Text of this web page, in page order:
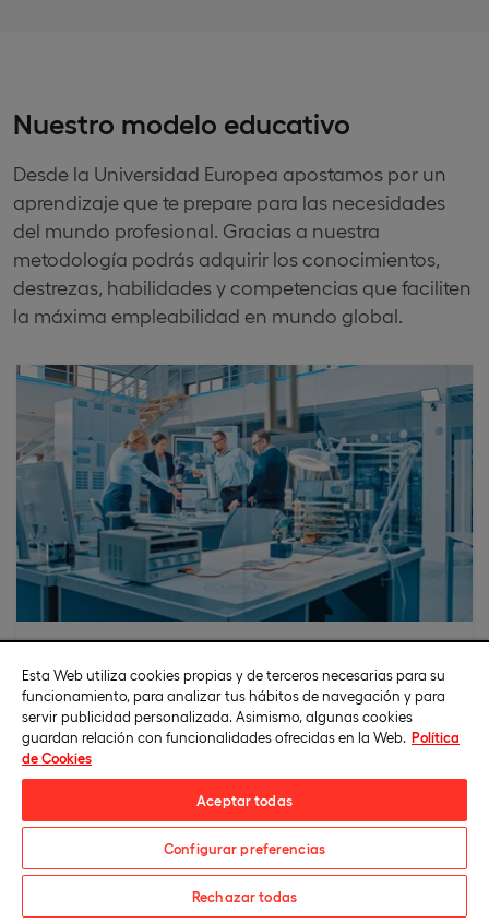
Nuestro modelo educativo
Desde la Universidad Europea apostamos por un
aprendizaje que te prepare para las necesidades
del mundo profesional. Gracias a nuestra
metodología podrás adquirir los conocimientos,
destrezas, habilidades y competencias que faciliten
la máxima empleabilidad en mundo global.
El estudiante aprende haciendo, sin acción no hay
aprendizaje. Llevarás a la práctica los
conocimientos aprendidos a través de nuestro
campus virtual y de las herramientas online que
ponemos a tu disposición.
Solicita información
Esta Web utiliza cookies propias y de terceros necesarias para su
funcionamiento, para analizar tus hábitos de navegación y para
servir publicidad personalizada. Asimismo, algunas cookies
guardan relación con funcionalidades ofrecidas en la Web. Política
de Cookies
Aceptar todas
Configurar preferencias
Rechazar todas